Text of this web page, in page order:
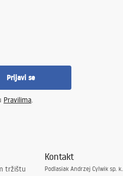
Prijavi se
Pravilima.
tržištu
Kontakt
Podlasiak Andrzej Cylwik sp. k.